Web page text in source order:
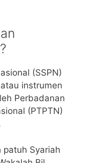
(SSPN)
instrumen
Perbadanan
(PTPTN)
Syariah